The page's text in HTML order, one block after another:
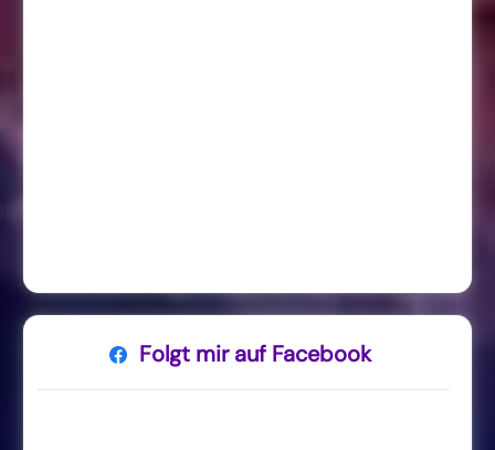
Folgt mir auf Facebook